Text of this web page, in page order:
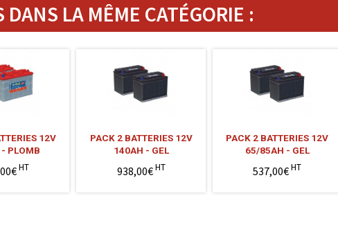
LA MÊME CATÉGORIE :
12V
PLOMB
HT
PACK 2 BATTERIES 12V
140AH - GEL
938,00€HT
PACK 2 BATTERIES 12V
65/85AH - GEL
537,00€HT